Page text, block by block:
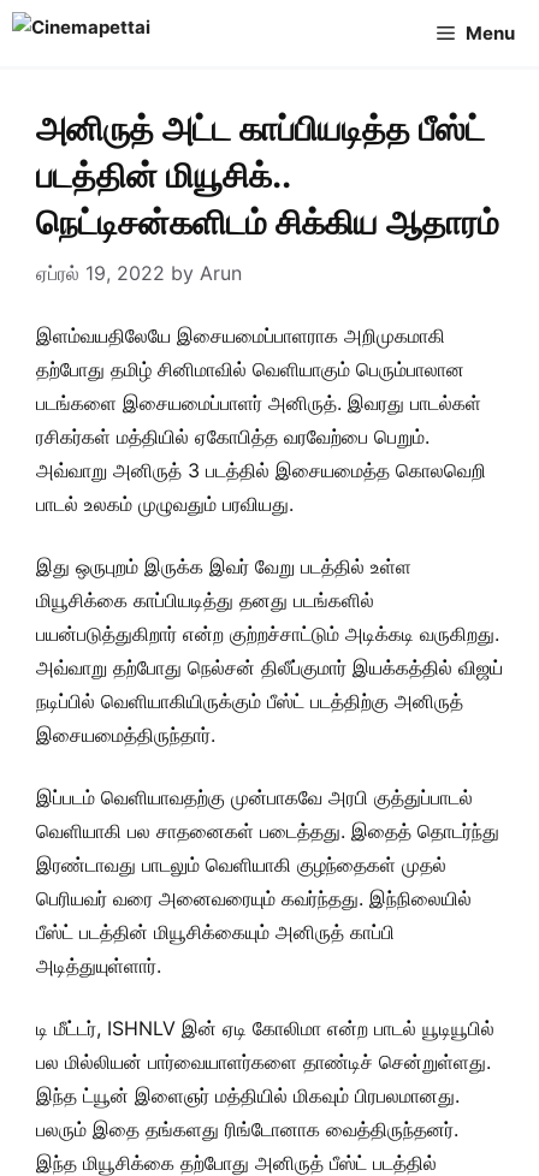
Skip
Menu
அனிருத் அட்ட காப்பியடித்த பீஸ்ட்
படத்தின் மியூசிக்..
நெட்டிசன்களிடம் சிக்கிய ஆதாரம்
ஏப்ரல் 19, 2022 by Arun
இளம்வயதிலேயே இசையமைப்பாளராக அறிமுகமாகி
தற்போது தமிழ் சினிமாவில் வெளியாகும் பெரும்பாலான
படங்களை இசையமைப்பாளர் அனிருத். இவரது பாடல்கள்
ரசிகர்கள் மத்தியில் ஏகோபித்த வரவேற்பை பெறும்.
அவ்வாறு அனிருத் 3 படத்தில் இசையமைத்த கொலவெறி
பாடல் உலகம் முழுவதும் பரவியது.
இது ஒருபுறம் இருக்க இவர் வேறு படத்தில் உள்ள
மியூசிக்கை காப்பியடித்து தனது படங்களில்
பயன்படுத்துகிறார் என்ற குற்றச்சாட்டும் அடிக்கடி வருகிறது.
அவ்வாறு தற்போது நெல்சன் திலீப்குமார் இயக்கத்தில் விஜய்
நடிப்பில் வெளியாகியிருக்கும் பீஸ்ட் படத்திற்கு அனிருத்
இசையமைத்திருந்தார்.
இப்படம் வெளியாவதற்கு முன்பாகவே அரபி குத்துப்பாடல்
வெளியாகி பல சாதனைகள் படைத்தது. இதைத் தொடர்ந்து
இரண்டாவது பாடலும் வெளியாகி குழந்தைகள் முதல்
பெரியவர் வரை அனைவரையும் கவர்ந்தது. இந்நிலையில்
பீஸ்ட் படத்தின் மியூசிக்கையும் அனிருத் காப்பி
அடித்துயுள்ளார்.
டி மீட்டர், ISHNLV இன் ஏடி கோலிமா என்ற பாடல் யூடியூபில்
பல மில்லியன் பார்வையாளர்களை தாண்டிச் சென்றுள்ளது.
இந்த ட்யூன் இளைஞர் மத்தியில் மிகவும் பிரபலமானது.
பலரும் இதை தங்களது ரிங்டோனாக வைத்திருந்தனர்.
இந்த மியூசிக்கை தற்போது அனிருத் பீஸ்ட் படத்தில்